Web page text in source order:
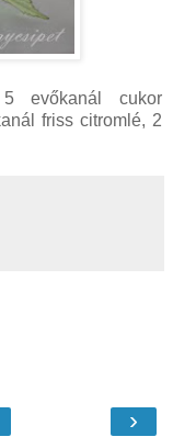
evőkanál cukor
friss citromlé, 2
›